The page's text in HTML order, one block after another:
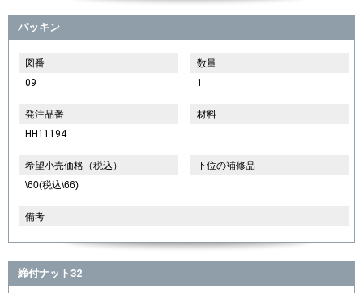
パッキン
図番
09
数量
1
発注品番
HH11194
材料
希望小売価格（税込）
\60(税込\66)
下位の補修品
備考
締付ナット32